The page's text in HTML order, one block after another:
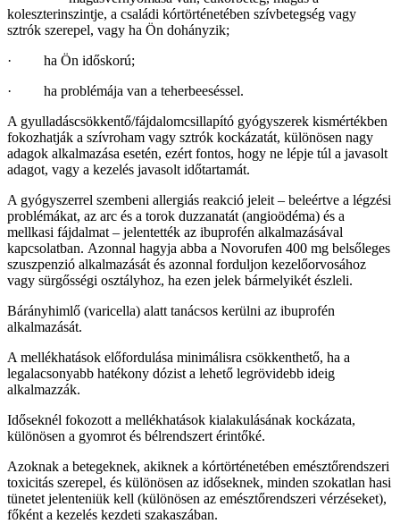
koleszterinszintje, a családi kórtörténetében szívbetegség vagy
sztrók szerepel, vagy ha Ön dohányzik;
· ha Ön időskorú;
· ha problémája van a teherbeeséssel.
A gyulladáscsökkentő/fájdalomcsillapító gyógyszerek kismértékben
fokozhatják a szívroham vagy sztrók kockázatát, különösen nagy
adagok alkalmazása esetén, ezért fontos, hogy ne lépje túl a javasolt
adagot, vagy a kezelés javasolt időtartamát.
A gyógyszerrel szembeni allergiás reakció jeleit – beleértve a légzési
problémákat, az arc és a torok duzzanatát (angioödéma) és a
mellkasi fájdalmat – jelentették az ibuprofén alkalmazásával
kapcsolatban. Azonnal hagyja abba a Novorufen 400 mg belsőleges
szuszpenzió alkalmazását és azonnal forduljon kezelőorvosához
vagy sürgősségi osztályhoz, ha ezen jelek bármelyikét észleli.
Bárányhimlő (varicella) alatt tanácsos kerülni az ibuprofén
alkalmazását.
A mellékhatások előfordulása minimálisra csökkenthető, ha a
legalacsonyabb hatékony dózist a lehető legrövidebb ideig
alkalmazzák.
Időseknél fokozott a mellékhatások kialakulásának kockázata,
különösen a gyomrot és bélrendszert érintőké.
Azoknak a betegeknek, akiknek a kórtörténetében emésztőrendszeri
toxicitás szerepel, és különösen az időseknek, minden szokatlan hasi
tünetet jelenteniük kell (különösen az emésztőrendszeri vérzéseket),
főként a kezelés kezdeti szakaszában.